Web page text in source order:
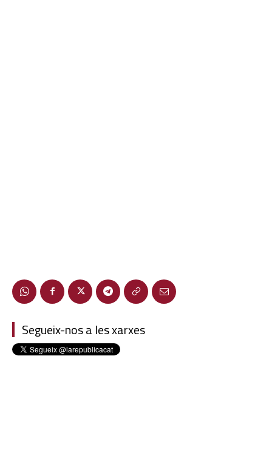
Segueix-nos a les xarxes